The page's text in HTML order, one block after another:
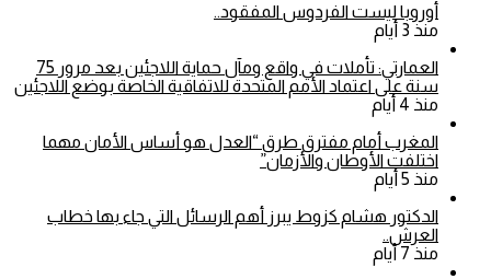
أوروبا ليست الفردوس المفقود..
منذ 3 أيام
العمارتي: تأملات في واقع ومآل حماية اللاجئين بعد مرور 75
سنة على اعتماد الأمم المتحدة للاتفاقية الخاصة بوضع اللاجئين
منذ 4 أيام
المغرب أمام مفترق طرق “العدل هو أساس الأمان مهما
اختلفت الأوطان والأزمان”
منذ 5 أيام
الدكتور هشام كزوط يبرز أهم الرسائل التي جاء بها خطاب
العرش..
منذ 7 أيام